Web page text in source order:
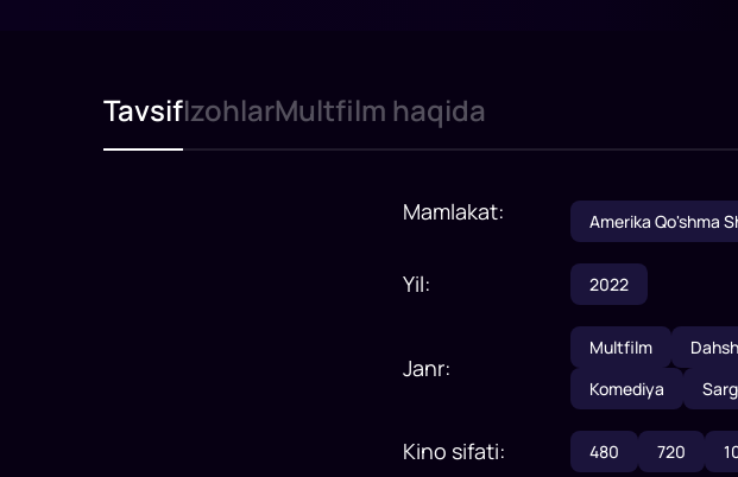
TavsifIzohlarMultfilm haqida
Mamlakat: Amerika Qo'shma
Yil: 2022
Janr:
Multfilm
Komediya
Kino sifati: 480 720